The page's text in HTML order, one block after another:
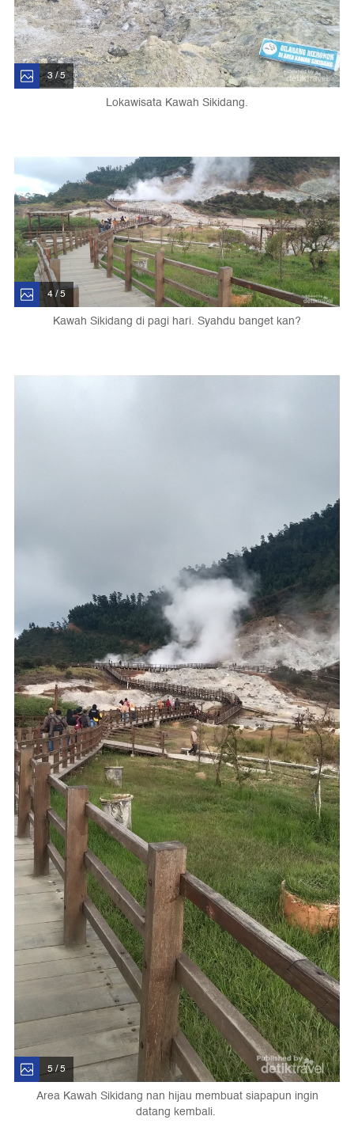
3 / 5
Lokawisata Kawah Sikidang.
4 / 5
Kawah Sikidang di pagi hari. Syahdu banget kan?
5 / 5
Area Kawah Sikidang nan hijau membuat siapapun ingin
datang kembali.